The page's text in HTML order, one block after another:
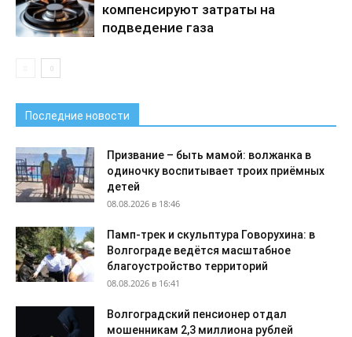
компенсируют затраты на
подведение газа
Последние новости
Призвание – быть мамой: волжанка в
одиночку воспитывает троих приёмных
детей
08.08.2026 в 18:46
Памп-трек и скульптура Говорухина: в
Волгограде ведётся масштабное
благоустройство территорий
08.08.2026 в 16:41
Волгоградский пенсионер отдал
мошенникам 2,3 миллиона рублей